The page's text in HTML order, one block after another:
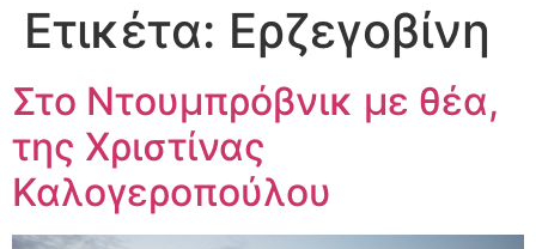
Ετικέτα: Ερζεγοβίνη
Στο Ντουμπρόβνικ με θέα,
της Χριστίνας
Καλογεροπούλου